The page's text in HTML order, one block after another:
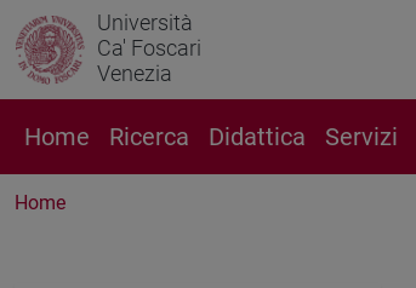
Università
Ca' Foscari
Venezia
Home Ricerca Didattica Servizi
Home